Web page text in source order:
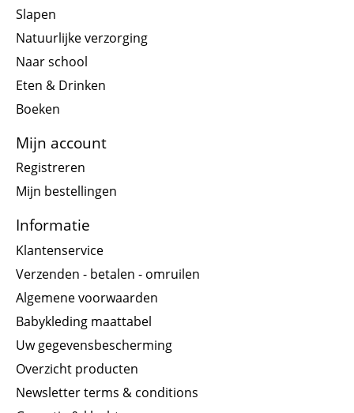
Slapen
Natuurlijke verzorging
Naar school
Eten & Drinken
Boeken
Mijn account
Registreren
Mijn bestellingen
Informatie
Klantenservice
Verzenden - betalen - omruilen
Algemene voorwaarden
Babykleding maattabel
Uw gegevensbescherming
Overzicht producten
Newsletter terms & conditions